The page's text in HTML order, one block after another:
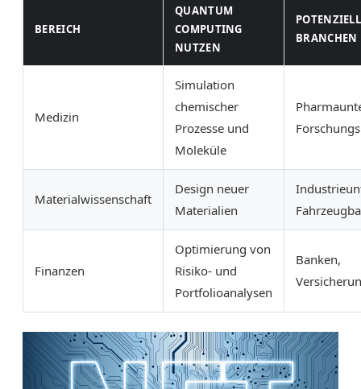
BEREICH
QUANTUM
COMPUTING
NUTZEN
BRANCHEN
Medizin
Simulation
chemischer
Prozesse und
Moleküle
Materialwissenschaft
Design neuer
Materialien
Finanzen
Optimierung von
Risiko- und
Portfolioanalysen
Banken,